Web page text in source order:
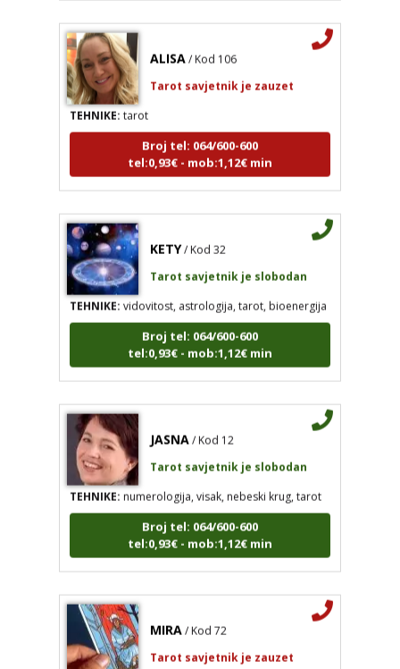
ALISA
Tarot savjetnik je zauzet
TEHNIKE:tarot
Broj tel: 064/600-600
tel:0,93€ - mob:1,12€ min
KETY
Tarot savjetnik je slobodan
TEHNIKE:vidovitost, astrologija, tarot, bioenergija
Broj tel: 064/600-600
tel:0,93€ - mob:1,12€ min
JASNA
Tarot savjetnik je slobodan
TEHNIKE:
numerologija, visak, nebeski krug, tarot
Broj tel: 064/600-600
tel:0,93€ - mob:1,12€ min
MIRA
Tarot savjetnik je zauzet
TEHNIKE:tarot